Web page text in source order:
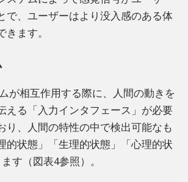
で、ユーザーはより没入感のある体
ます。
が相互作用する際に、人間の動きを
える「入力インタフェース」が必要
り、人間の特性の中で検出可能なも
的状態」「生理的状態」「心理的状
す（図表4参照）。